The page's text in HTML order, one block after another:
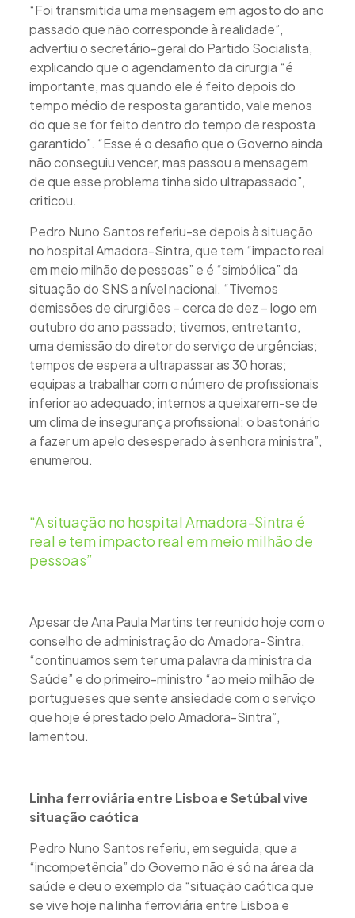
“Foi transmitida uma mensagem em agosto do ano
passado que não corresponde à realidade”,
advertiu o secretário-geral do Partido Socialista,
explicando que o agendamento da cirurgia “é
importante, mas quando ele é feito depois do
tempo médio de resposta garantido, vale menos
do que se for feito dentro do tempo de resposta
garantido”. “Esse é o desafio que o Governo ainda
não conseguiu vencer, mas passou a mensagem
de que esse problema tinha sido ultrapassado”,
criticou.
Pedro Nuno Santos referiu-se depois à situação
no hospital Amadora-Sintra, que tem “impacto real
em meio milhão de pessoas” e é “simbólica” da
situação do SNS a nível nacional. “Tivemos
demissões de cirurgiões – cerca de dez – logo em
outubro do ano passado; tivemos, entretanto,
uma demissão do diretor do serviço de urgências;
tempos de espera a ultrapassar as 30 horas;
equipas a trabalhar com o número de profissionais
inferior ao adequado; internos a queixarem-se de
um clima de insegurança profissional; o bastonário
a fazer um apelo desesperado à senhora ministra”,
enumerou.
“A situação no hospital Amadora-Sintra é
real e tem impacto real em meio milhão de
pessoas”
Apesar de Ana Paula Martins ter reunido hoje com o
conselho de administração do Amadora-Sintra,
“continuamos sem ter uma palavra da ministra da
Saúde” e do primeiro-ministro “ao meio milhão de
portugueses que sente ansiedade com o serviço
que hoje é prestado pelo Amadora-Sintra”,
lamentou.
Linha ferroviária entre Lisboa e Setúbal vive
situação caótica
Pedro Nuno Santos referiu, em seguida, que a
“incompetência” do Governo não é só na área da
saúde e deu o exemplo da “situação caótica que
se vive hoje na linha ferroviária entre Lisboa e